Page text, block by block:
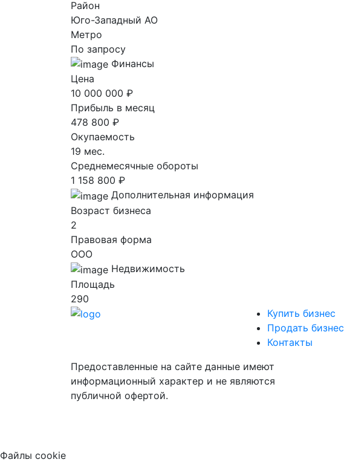
Район
Юго-Западный AO
Метро
По запросу
Финансы
Цена
10 000 000 ₽
Прибыль в месяц
478 800 ₽
Окупаемость
19 мес.
Среднемесячные обороты
1 158 800 ₽
Дополнительная информация
Возраст бизнеса
2
Правовая форма
ООО
Недвижимость
Площадь
290
Купить бизнес
Продать бизнес
Контакты
Предоставленные на сайте данные имеют
информационный характер и не являются
публичной офертой.
Файлы cookie